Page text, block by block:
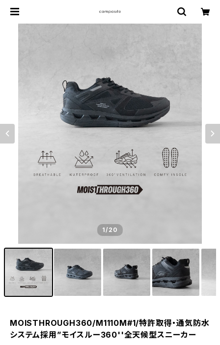
1/20
MOISTHROUGH360/M1110M#1/特許取得・通気防水
システム採用”モイスルー360''全天候型スニーカー